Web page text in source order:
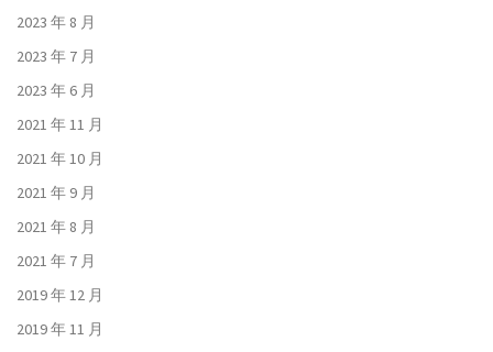
2023 年 8 月
2023 年 7 月
2023 年 6 月
2021 年 11 月
2021 年 10 月
2021 年 9 月
2021 年 8 月
2021 年 7 月
2019 年 12 月
2019 年 11 月